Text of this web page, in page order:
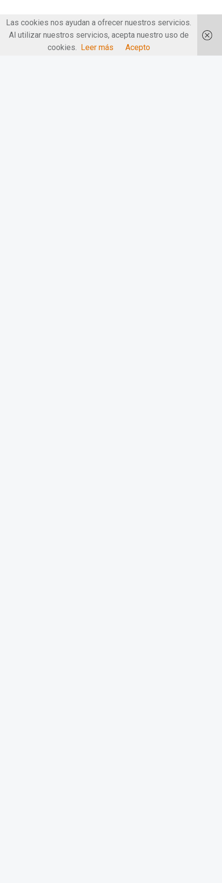
Las cookies nos ayudan a ofrecer nuestros servicios.
Al utilizar nuestros servicios, acepta nuestro uso de
cookies. Leer más Acepto